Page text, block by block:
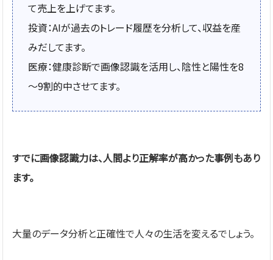
て売上を上げてます。
投資：AIが過去のトレード履歴を分析して、収益を産
みだしてます。
医療：健康診断で画像認識を活用し、陰性と陽性を8
～9割的中させてます。
すでに画像認識力は、人間より正解率が高かった事例もあり
ます。
大量のデータ分析と正確性で人々の生活を変えるでしょう。